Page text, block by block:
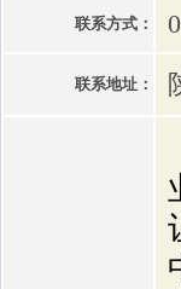
联系方式：
联系地址：